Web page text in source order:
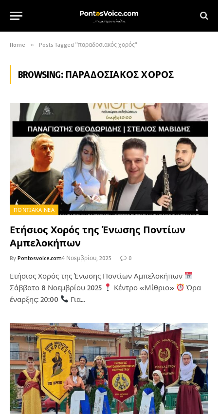
Home » Posts Tagged "παραδοσιακός χορός"
BROWSING: ΠΑΡΑΔΟΣΙΑΚΌΣ ΧΟΡΌΣ
ΠΟΝΤΙΑΚΑ ΝΕΑ
Ετήσιος Χορός της Ένωσης Ποντίων
Αμπελοκήπων
By Pontosvoice.com4 Νοεμβρίου, 2025 0
Ετήσιος Χορός της Ένωσης Ποντίων Αμπελοκήπων
Σάββατο 8 Νοεμβρίου 2025
Κέντρο «Μίθριο»
Ώρα
έναρξης: 20:00
Για…